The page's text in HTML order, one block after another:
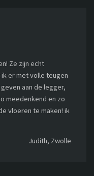
Ze zijn echt
er met volle teugen
aan de legger,
meedenkend en zo
vloeren te maken! ik
Judith, Zwolle